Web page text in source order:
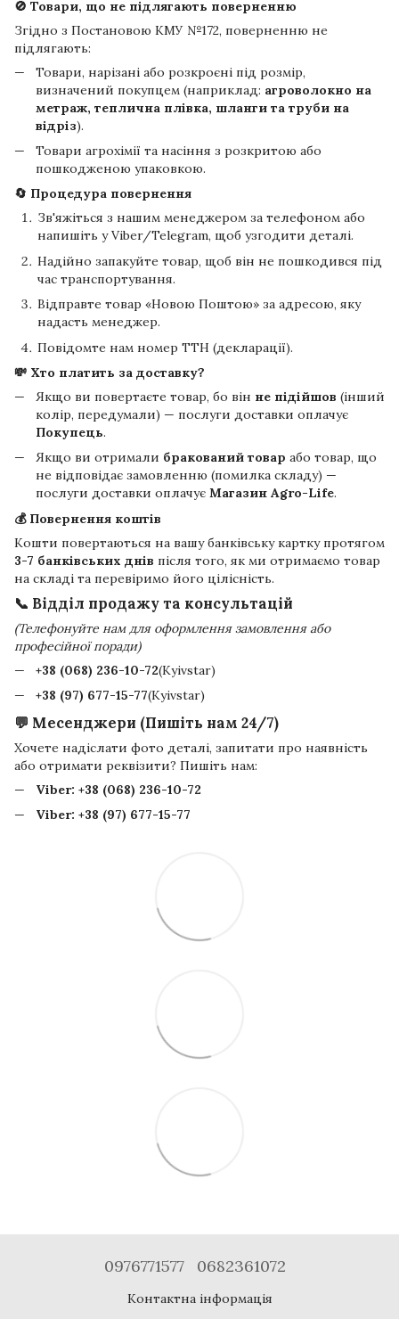
🚫 Товари, що не підлягають поверненню
Згідно з Постановою КМУ №172, поверненню не
підлягають:
Товари, нарізані або розкроєні під розмір,
визначений покупцем (наприклад: агроволокно на
метраж, теплична плівка, шланги та труби на
відріз).
Товари агрохімії та насіння з розкритою або
пошкодженою упаковкою.
🔄 Процедура повернення
Зв'яжіться з нашим менеджером за телефоном або
напишіть у Viber/Telegram, щоб узгодити деталі.
Надійно запакуйте товар, щоб він не пошкодився під
час транспортування.
Відправте товар «Новою Поштою» за адресою, яку
надасть менеджер.
Повідомте нам номер ТТН (декларації).
💸 Хто платить за доставку?
Якщо ви повертаєте товар, бо він не підійшов (інший
колір, передумали) — послуги доставки оплачує
Покупець.
Якщо ви отримали бракований товар або товар, що
не відповідає замовленню (помилка складу) —
послуги доставки оплачує Магазин Agro-Life.
💰 Повернення коштів
Кошти повертаються на вашу банківську картку протягом
3-7 банківських днів після того, як ми отримаємо товар
на складі та перевіримо його цілісність.
📞 Відділ продажу та консультацій
(Телефонуйте нам для оформлення замовлення або
професійної поради)
+38 (068) 236-10-72(Kyivstar)
+38 (97) 677-15-77(Kyivstar)
💬 Месенджери (Пишіть нам 24/7)
Хочете надіслати фото деталі, запитати про наявність
або отримати реквізити? Пишіть нам:
Viber: +38 (068) 236-10-72
Viber: +38 (97) 677-15-77
0976771577 0682361072
Контактна інформація